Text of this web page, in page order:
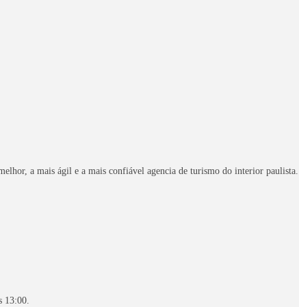
a mais ágil e a mais confiável agencia de turismo do interior paulista.
13:00.